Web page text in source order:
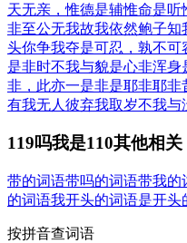
天无亲，惟德是辅惟命是听
非至公无我故我依然鲍子知
头你争我夺是可忍，孰不可
是非时不我与貌是心非浑身
非，此亦一是非是耶非耶非
有我无人 彼弃我取岁不我与
119吗我是110其他相关
带的词语带吗的词语带我的
的词语我开头的词语是开头
按拼音查词语